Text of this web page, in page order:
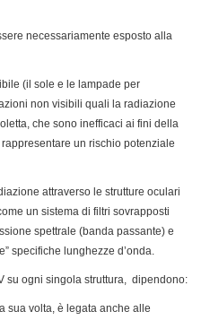
necessariamente esposto alla
(il sole e le lampade per
non visibili quali la radiazione
che sono inefficaci ai fini della
un rischio potenziale
attraverso le strutture oculari
un sistema di filtri sovrapposti
spettrale (banda passante) e
specifiche lunghezze d’onda.
su ogni singola struttura, dipendono:
sua volta, è legata anche alle